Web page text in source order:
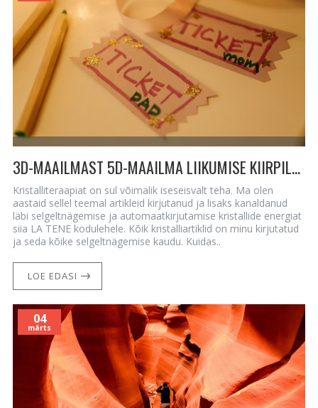
3D-MAAILMAST 5D-MAAILMA LIIKUMISE KIIRPILET
Kristalliteraapiat on sul võimalik iseseisvalt teha. Ma olen
aastaid sellel teemal artikleid kirjutanud ja lisaks kanaldanud
läbi selgeltnägemise ja automaatkirjutamise kristallide energiat
siia LA TENE kodulehele. Kõik kristalliartiklid on minu kirjutatud
ja seda kõike selgeltnägemise kaudu. Kuidas..
LOE EDASI
04
märts